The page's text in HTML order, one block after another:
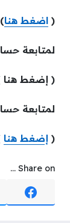
( اضغط هنا)
لمتابعة
( إضغط هنا
لمتابعة
( إضغط هنا
Share on ...